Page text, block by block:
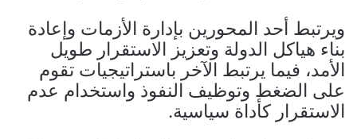
ويرتبط أحد المحورين بإدارة الأزمات وإعادة
بناء هياكل الدولة وتعزيز الاستقرار طويل
الأمد، فيما يرتبط الآخر باستراتيجيات تقوم
على الضغط وتوظيف النفوذ واستخدام عدم
الاستقرار كأداة سياسية.